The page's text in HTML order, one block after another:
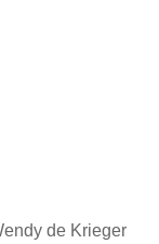
de Krieger